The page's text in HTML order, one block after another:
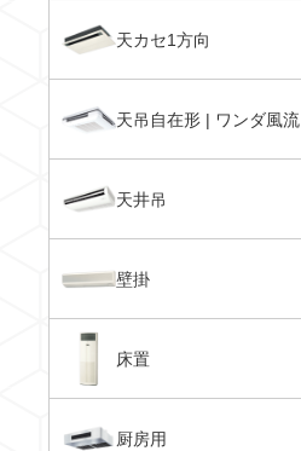
天カセ1方向
天吊自在形 | ワンダ風流
天井吊
壁掛
床置
厨房用